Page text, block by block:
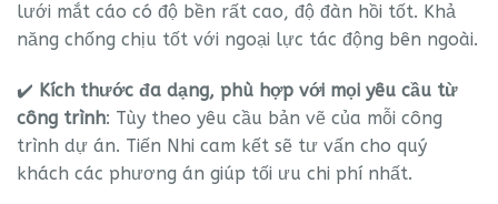
lưới mắt cáo có độ bền rất cao, độ đàn hồi tốt. Khả
năng chống chịu tốt với ngoại lực tác động bên ngoài.
✔️ Kích thước đa dạng, phù hợp với mọi yêu cầu từ
công trình: Tùy theo yêu cầu bản vẽ của mỗi công
trình dự án. Tiến Nhi cam kết sẽ tư vấn cho quý
khách các phương án giúp tối ưu chi phí nhất.